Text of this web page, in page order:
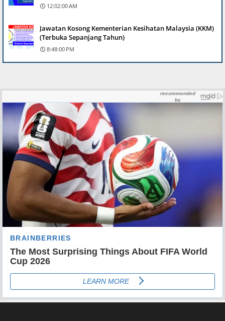
12:02:00 AM
Jawatan Kosong Kementerian Kesihatan Malaysia (KKM)
(Terbuka Sepanjang Tahun)
8:48:00 PM